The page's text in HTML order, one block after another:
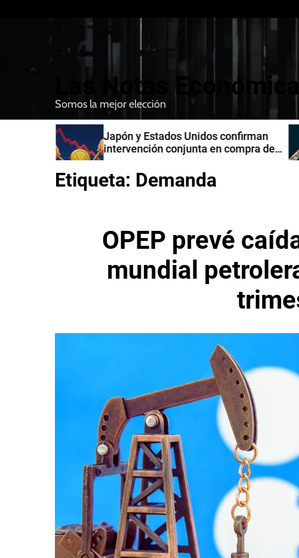
Las Notas
Somos la mejor elección
Japón y Estados Unidos confirman
intervención conjunta en compra de
yenes
Etiqueta: Demanda
OPEP prevé
mundial